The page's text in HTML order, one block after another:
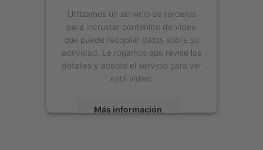
Utilizamos un servicio de terceros
para incrustar contenido de vídeo
que puede recopilar datos sobre su
actividad. Le rogamos que revise los
detalles y acepte el servicio para ver
este vídeo.
Más información